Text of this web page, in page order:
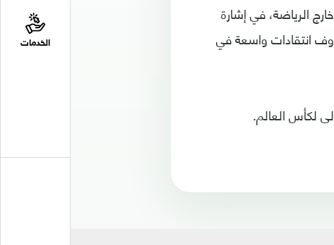
الخدمات
الرياضة، في إشارة
انتقادات واسعة في
لكأس العالم.